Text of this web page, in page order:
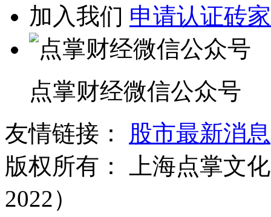
加入我们 申请认证砖家
点掌财经微信公众号
友情链接：
股市最新消息
版权所有：
上海点掌文
2022）